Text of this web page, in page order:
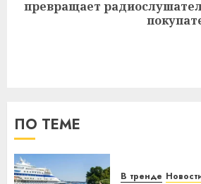
превращает
ПО ТЕМЕ
В тренде